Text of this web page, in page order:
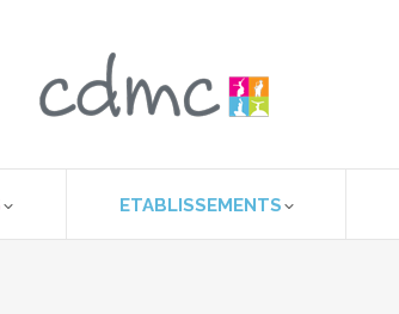
ETABLISSEMENTS